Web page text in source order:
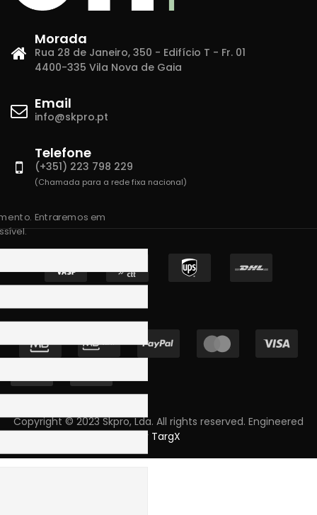
Morada
Rua 28 de Janeiro, 350 - Edifício T - Fr. 01
4400-335 Vila Nova de Gaia
Email
info@skpro.pt
Telefone
(+351) 223 798 229
(Chamada para a rede fixa nacional)
Copyright © 2023 Skpro, Lda. All rights reserved. Engineered
by TargX
Entraremos em